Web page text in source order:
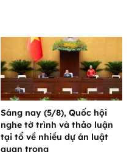
Sáng nay (5/8), Quốc hội
nghe tờ trình và thảo luận
tại tổ về nhiều dự án luật
quan trọng